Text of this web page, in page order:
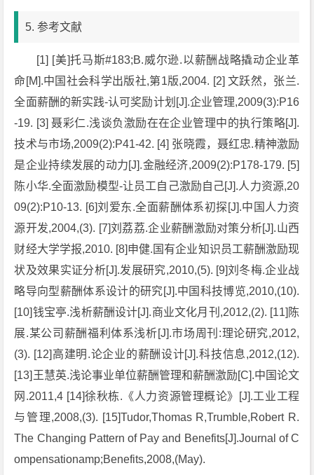
5. 参考文献
[1] [美]托马斯#183;B.威尔逊.以薪酬战略撬动企业革
命[M].中国社会科学出版社,第1版,2004. [2] 文跃然，张兰.
全面薪酬的新实践-认可奖励计划[J].企业管理,2009(3):P16
-19. [3] 聂彩仁.浅谈负激励在在企业管理中的执行策略[J].
技术与市场,2009(2):P41-42. [4] 张晓霞，聂红忠.精神激励
是企业持续发展的动力[J].金融经济,2009(2):P178-179. [5]
陈小华.全面激励模型-让员工自己激励自己[J].人力资源,20
09(2):P10-13. [6]刘爱东.全面薪酬体系初探[J].中国人力资
源开发,2004,(3). [7]刘荔荔.企业薪酬激励对策分析[J].山西
财经大学学报,2010. [8]申健.国有企业知识员工薪酬激励现
状及效果实证分析[J].发展研究,2010,(5). [9]刘冬梅.企业战
略导向型薪酬体系设计的研究[J].中国科技博览,2010,(10).
[10]钱宝亭.浅析薪酬设计[J].商业文化月刊,2012,(2). [11]陈
展.某公司薪酬福利体系浅析[J].市场周刊:理论研究,2012,
(3). [12]高建明.论企业的薪酬设计[J].科技信息,2012,(12).
[13]王慧英.浅论事业单位薪酬管理和薪酬激励[C].中国论文
网.2011,4 [14]徐秋栋.《人力资源管理概论》[J].工业工程
与管理,2008,(3). [15]Tudor,Thomas R,Trumble,Robert R.
The Changing Pattern of Pay and Benefits[J].Journal of C
ompensationamp;Benefits,2008,(May).